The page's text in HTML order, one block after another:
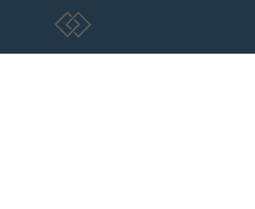
www.collectivepeople.com.tr